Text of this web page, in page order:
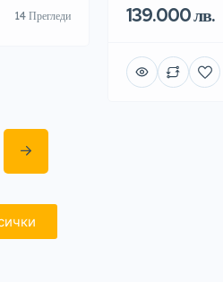
14 Прегледи
139.000 лв.